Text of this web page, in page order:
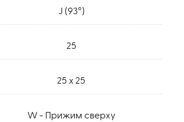
J (93°)
25
25 x 25
W - Прижим сверху